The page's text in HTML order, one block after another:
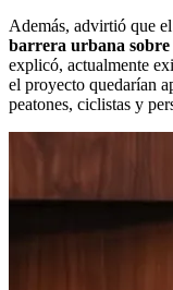
Además, advirtió que
barrera urbana
explicó, actualmente
el proyecto quedarían
peatones, ciclistas y